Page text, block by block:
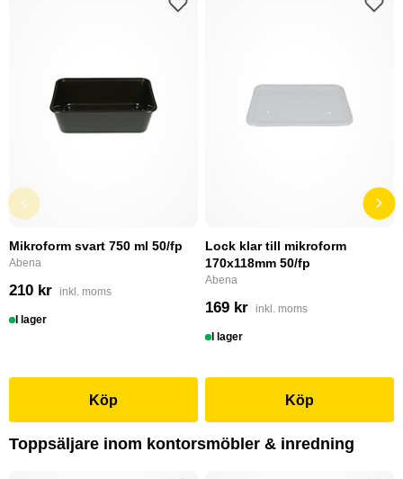
Mikroform svart 750 ml 50/fp
Abena
210 kr inkl. moms
I lager
Köp
Lock klar till mikroform
170x118mm 50/fp
Abena
169 kr inkl. moms
I lager
Köp
Toppsäljare inom kontorsmöbler & inredning